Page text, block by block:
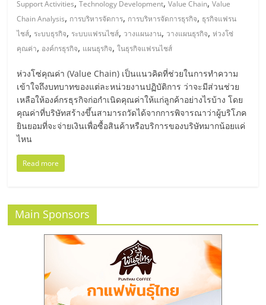
มอี
ไทย,
SMEs,
แฟ
รน
ที่
ปรึกษา
แฟ
Support Activities,Technology Development,Value Chain,Value
Chain Analysis, การบริหารจัดการ, การบริหารจัดการธุรกิจ, ธุรกิจแฟรน
ไชส์, ระบบธุรกิจ, ระบบแฟรนไชส์, วางแผนงาน, วางแผนธุรกิจ,ห่วงโซ่
คุณค่า, องค์กรธุรกิจ, แผนธุรกิจ,ในธุรกิจแฟรนไชส์
ห่วงโซ่คุณค่า (Value Chain) เป็นแนวคิดที่ช่วยในการทำความ
เข้าใจถึงบทบาทของแต่ละหน่วยงานปฏิบัติการ ว่าจะมีส่วนช่วย
เหลือให้องค์กรธุรกิจก่อกำเนิดคุณค่าให้แก่ลูกค้าอย่างไรบ้าง โดย
คุณค่าที่บริษัทสร้างขึ้นสามารถวัดได้จากการพิจารณาว่าผู้บริโภค
ยินยอมที่จะจ่ายเงินเพื่อซื้อสินค้าหรือบริการของบริษัทมากน้อยแค่
ไหน
Read more
Main Sponsors